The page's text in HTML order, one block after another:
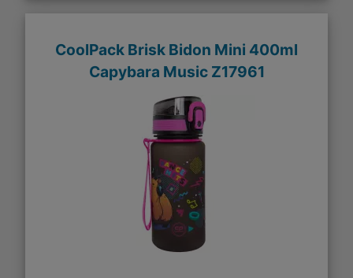
CoolPack Brisk Bidon Mini 400ml
Capybara Music Z17961